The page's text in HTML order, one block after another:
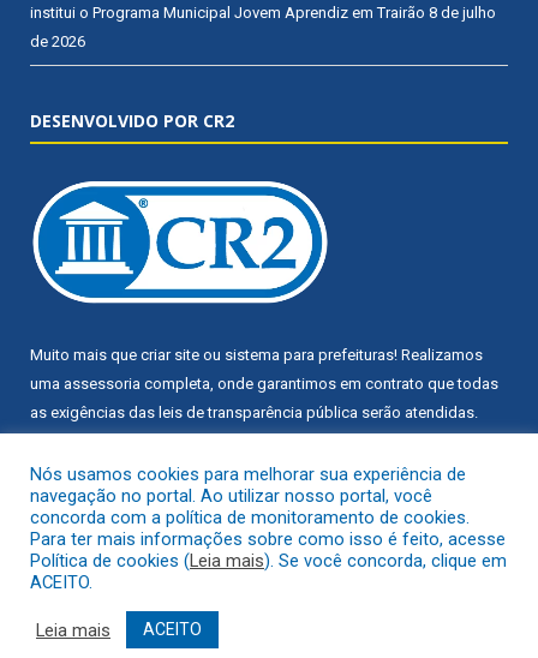
institui o Programa Municipal Jovem Aprendiz em Trairão 8 de julho
de 2026
DESENVOLVIDO POR CR2
Muito mais que criar site ou sistema para prefeituras! Realizamos
uma assessoria completa, onde garantimos em contrato que todas
as exigências das leis de transparência pública serão atendidas.
Conheça oPNTPe oRadar da Transparência Pública
Todos os direitos reservados a Câmara Municipal de Trairão.
Mapa do Site Acessar Área Administrativa
Nós usamos cookies para melhorar sua experiência de
navegação no portal. Ao utilizar nosso portal, você
concorda com a política de monitoramento de cookies.
Para ter mais informações sobre como isso é feito, acesse
Política de cookies (Leia mais). Se você concorda, clique em
ACEITO.
Leia mais ACEITO